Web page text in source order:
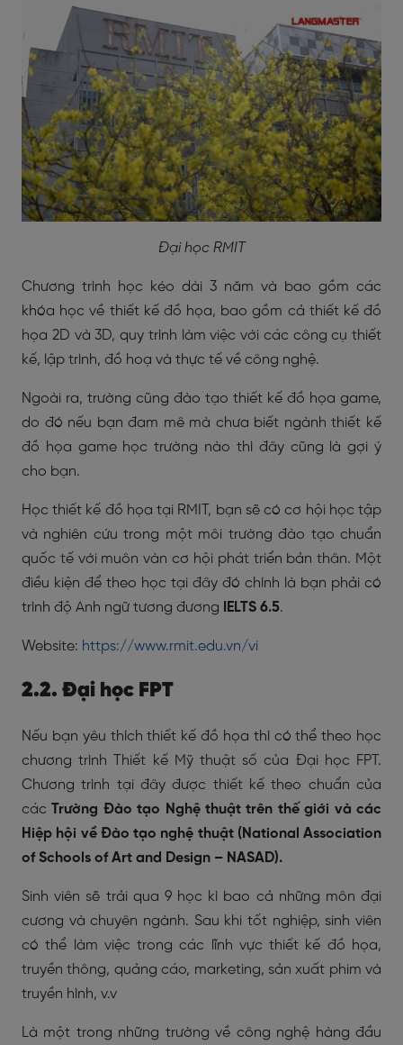
Đại học RMIT
Chương trình học kéo dài 3 năm và bao gồm các
khóa học về thiết kế đồ họa, bao gồm cả thiết kế đồ
họa 2D và 3D, quy trình làm việc với các công cụ thiết
kế, lập trình, đồ hoạ và thực tế về công nghệ.
Ngoài ra, trường cũng đào tạo thiết kế đồ họa game,
do đó nếu bạn đam mê mà chưa biết ngành thiết kế
đồ họa game học trường nào thì đây cũng là gợi ý
cho bạn.
Học thiết kế đồ họa tại RMIT, bạn sẽ có cơ hội học tập
và nghiên cứu trong một môi trường đào tạo chuẩn
quốc tế với muôn vàn cơ hội phát triển bản thân. Một
điều kiện để theo học tại đây đó chính là bạn phải có
trình độ Anh ngữ tương đương
IELTS 6.5.
Website: https://www.rmit.edu.vn/vi
2.2. Đại học FPT
Nếu bạn yêu thích thiết kế đồ họa thì có thể theo học
chương trình Thiết kế Mỹ thuật số của Đại học FPT.
Chương trình tại đây được thiết kế theo chuẩn của
cácTrường Đào tạo Nghệ thuật trên thế giới và các
Hiệp hội về Đào tạo nghệ thuật (National Association
of Schools of Art and Design – NASAD).
Sinh viên sẽ trải qua 9 học kì bao cả những môn đại
cương và chuyên ngành. Sau khi tốt nghiệp, sinh viên
có thể làm việc trong các lĩnh vực thiết kế đồ họa,
truyền thông, quảng cáo, marketing, sản xuất phim và
truyền hình, v.v
Là một trong những trường về công nghệ hàng đầu